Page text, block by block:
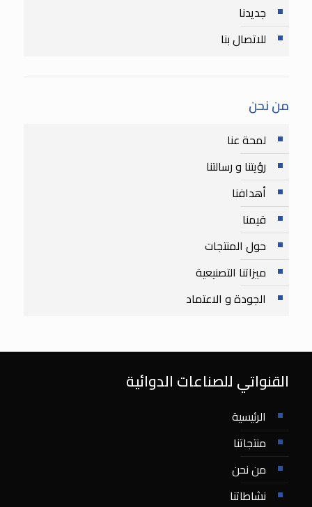
جديدنا
للاتصال بنا
من نحن
لمحة عنا
رؤيتنا و رسالتنا
أهدافنا
قيمنا
حول المنتجات
ميزاتنا التصنيعية
الجودة و الاعتماد
القنواتي للصناعات الدوائية
الرئيسية
منتجاتنا
من نحن
نشاطاتنا